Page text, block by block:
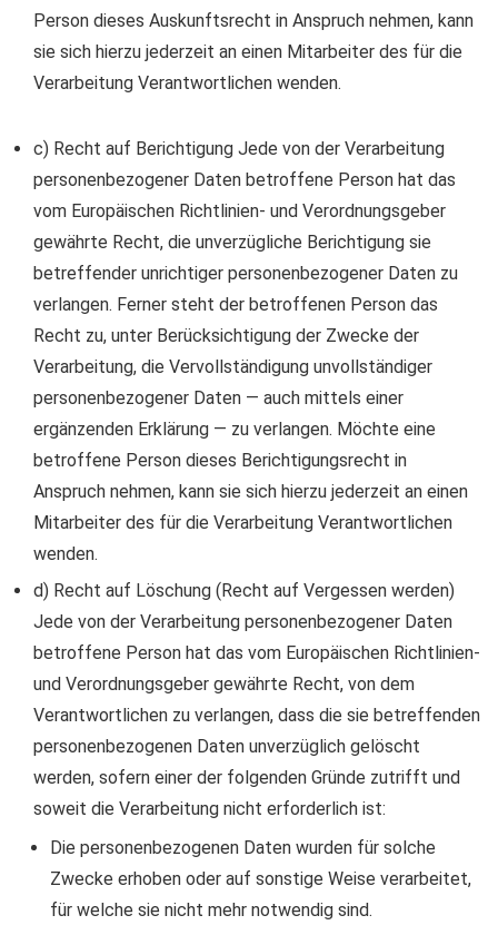
Person dieses Auskunftsrecht in Anspruch nehmen, kann
sie sich hierzu jederzeit an einen Mitarbeiter des für die
Verarbeitung Verantwortlichen wenden.
c) Recht auf Berichtigung Jede von der Verarbeitung
personenbezogener Daten betroffene Person hat das
vom Europäischen Richtlinien- und Verordnungsgeber
gewährte Recht, die unverzügliche Berichtigung sie
betreffender unrichtiger personenbezogener Daten zu
verlangen. Ferner steht der betroffenen Person das
Recht zu, unter Berücksichtigung der Zwecke der
Verarbeitung, die Vervollständigung unvollständiger
personenbezogener Daten — auch mittels einer
ergänzenden Erklärung — zu verlangen. Möchte eine
betroffene Person dieses Berichtigungsrecht in
Anspruch nehmen, kann sie sich hierzu jederzeit an einen
Mitarbeiter des für die Verarbeitung Verantwortlichen
wenden.
d) Recht auf Löschung (Recht auf Vergessen werden)
Jede von der Verarbeitung personenbezogener Daten
betroffene Person hat das vom Europäischen Richtlinien-
und Verordnungsgeber gewährte Recht, von dem
Verantwortlichen zu verlangen, dass die sie betreffenden
personenbezogenen Daten unverzüglich gelöscht
werden, sofern einer der folgenden Gründe zutrifft und
soweit die Verarbeitung nicht erforderlich ist:
Die personenbezogenen Daten wurden für solche
Zwecke erhoben oder auf sonstige Weise verarbeitet,
für welche sie nicht mehr notwendig sind.